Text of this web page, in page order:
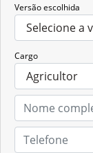
Versão escolhida
Cargo